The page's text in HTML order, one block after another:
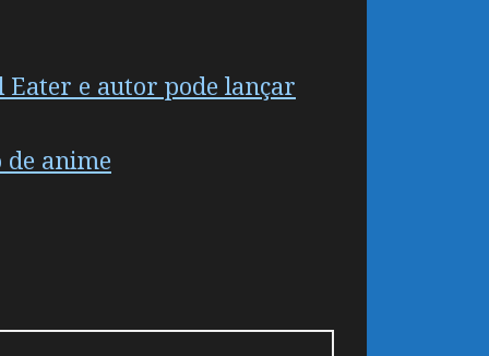
Eater e autor pode lançar
anime